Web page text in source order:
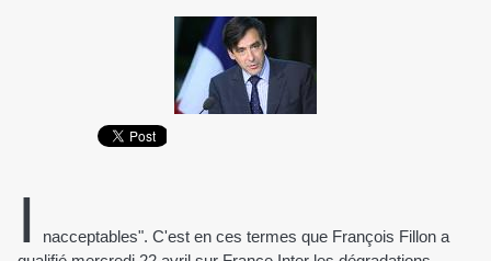
I
nacceptables". C'est en ces termes que François Fillon a